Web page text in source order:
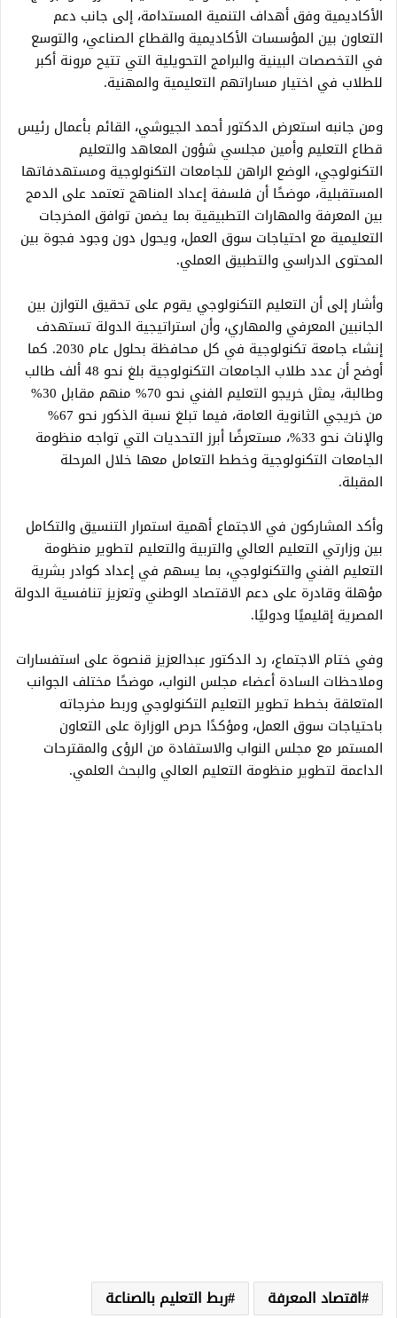
الأكاديمية وفق أهداف التنمية المستدامة، إلى جانب دعم
التعاون بين المؤسسات الأكاديمية والقطاع الصناعي، والتوسع
في التخصصات البينية والبرامج التحويلية التي تتيح مرونة أكبر
للطلاب في اختيار مساراتهم التعليمية والمهنية.
ومن جانبه استعرض الدكتور أحمد الجيوشي، القائم بأعمال رئيس
قطاع التعليم وأمين مجلسي شؤون المعاهد والتعليم
التكنولوجي، الوضع الراهن للجامعات التكنولوجية ومستهدفاتها
المستقبلية، موضحًا أن فلسفة إعداد المناهج تعتمد على الدمج
بين المعرفة والمهارات التطبيقية بما يضمن توافق المخرجات
التعليمية مع احتياجات سوق العمل، ويحول دون وجود فجوة بين
المحتوى الدراسي والتطبيق العملي.
وأشار إلى أن التعليم التكنولوجي يقوم على تحقيق التوازن بين
الجانبين المعرفي والمهاري، وأن استراتيجية الدولة تستهدف
إنشاء جامعة تكنولوجية في كل محافظة بحلول عام 2030. كما
أوضح أن عدد طلاب الجامعات التكنولوجية بلغ نحو 48 ألف طالب
وطالبة، يمثل خريجو التعليم الفني نحو 70% منهم مقابل 30%
من خريجي الثانوية العامة، فيما تبلغ نسبة الذكور نحو 67%
والإناث نحو 33%، مستعرضًا أبرز التحديات التي تواجه منظومة
الجامعات التكنولوجية وخطط التعامل معها خلال المرحلة
المقبلة.
وأكد المشاركون في الاجتماع أهمية استمرار التنسيق والتكامل
بين وزارتي التعليم العالي والتربية والتعليم لتطوير منظومة
التعليم الفني والتكنولوجي، بما يسهم في إعداد كوادر بشرية
مؤهلة وقادرة على دعم الاقتصاد الوطني وتعزيز تنافسية الدولة
المصرية إقليميًا ودوليًا.
وفي ختام الاجتماع، رد الدكتور عبدالعزيز قنصوة على استفسارات
وملاحظات السادة أعضاء مجلس النواب، موضحًا مختلف الجوانب
المتعلقة بخطط تطوير التعليم التكنولوجي وربط مخرجاته
باحتياجات سوق العمل، ومؤكدًا حرص الوزارة على التعاون
المستمر مع مجلس النواب والاستفادة من الرؤى والمقترحات
الداعمة لتطوير منظومة التعليم العالي والبحث العلمي.
اقتصاد المعرفة
ربط التعليم بالصناعة